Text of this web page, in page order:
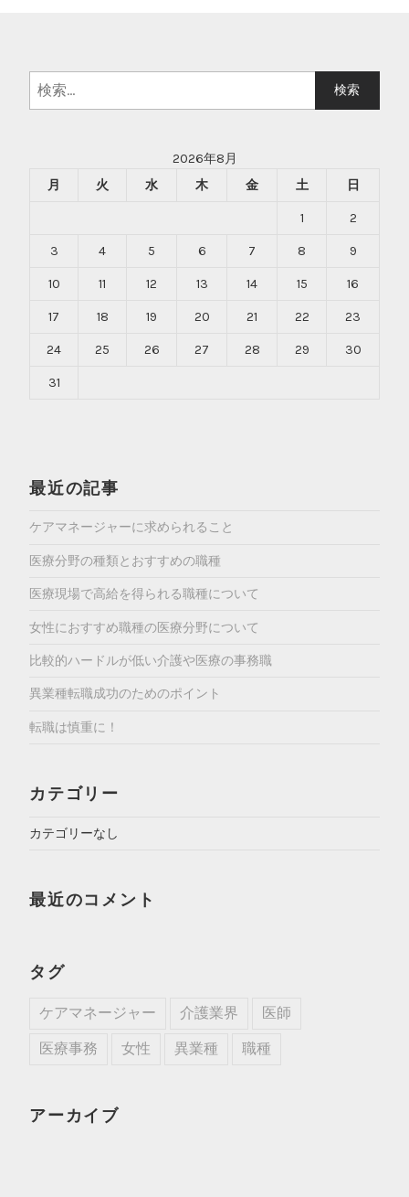
検
索:
2026年8月
月
火 水 木 金 土 日
1 2
3 4 5 6 7 8 9
10 11 12 13 14 15 16
17 18 19 20 21 22 23
24 25 26 27 28 29 30
31
最近の記事
ケアマネージャーに求められること
医療分野の種類とおすすめの職種
医療現場で高給を得られる職種について
女性におすすめ職種の医療分野について
比較的ハードルが低い介護や医療の事務職
異業種転職成功のためのポイント
転職は慎重に！
カテゴリー
カテゴリーなし
最近のコメント
タグ
ケアマネージャー 介護業界 医師
医療事務 女性 異業種 職種
アーカイブ